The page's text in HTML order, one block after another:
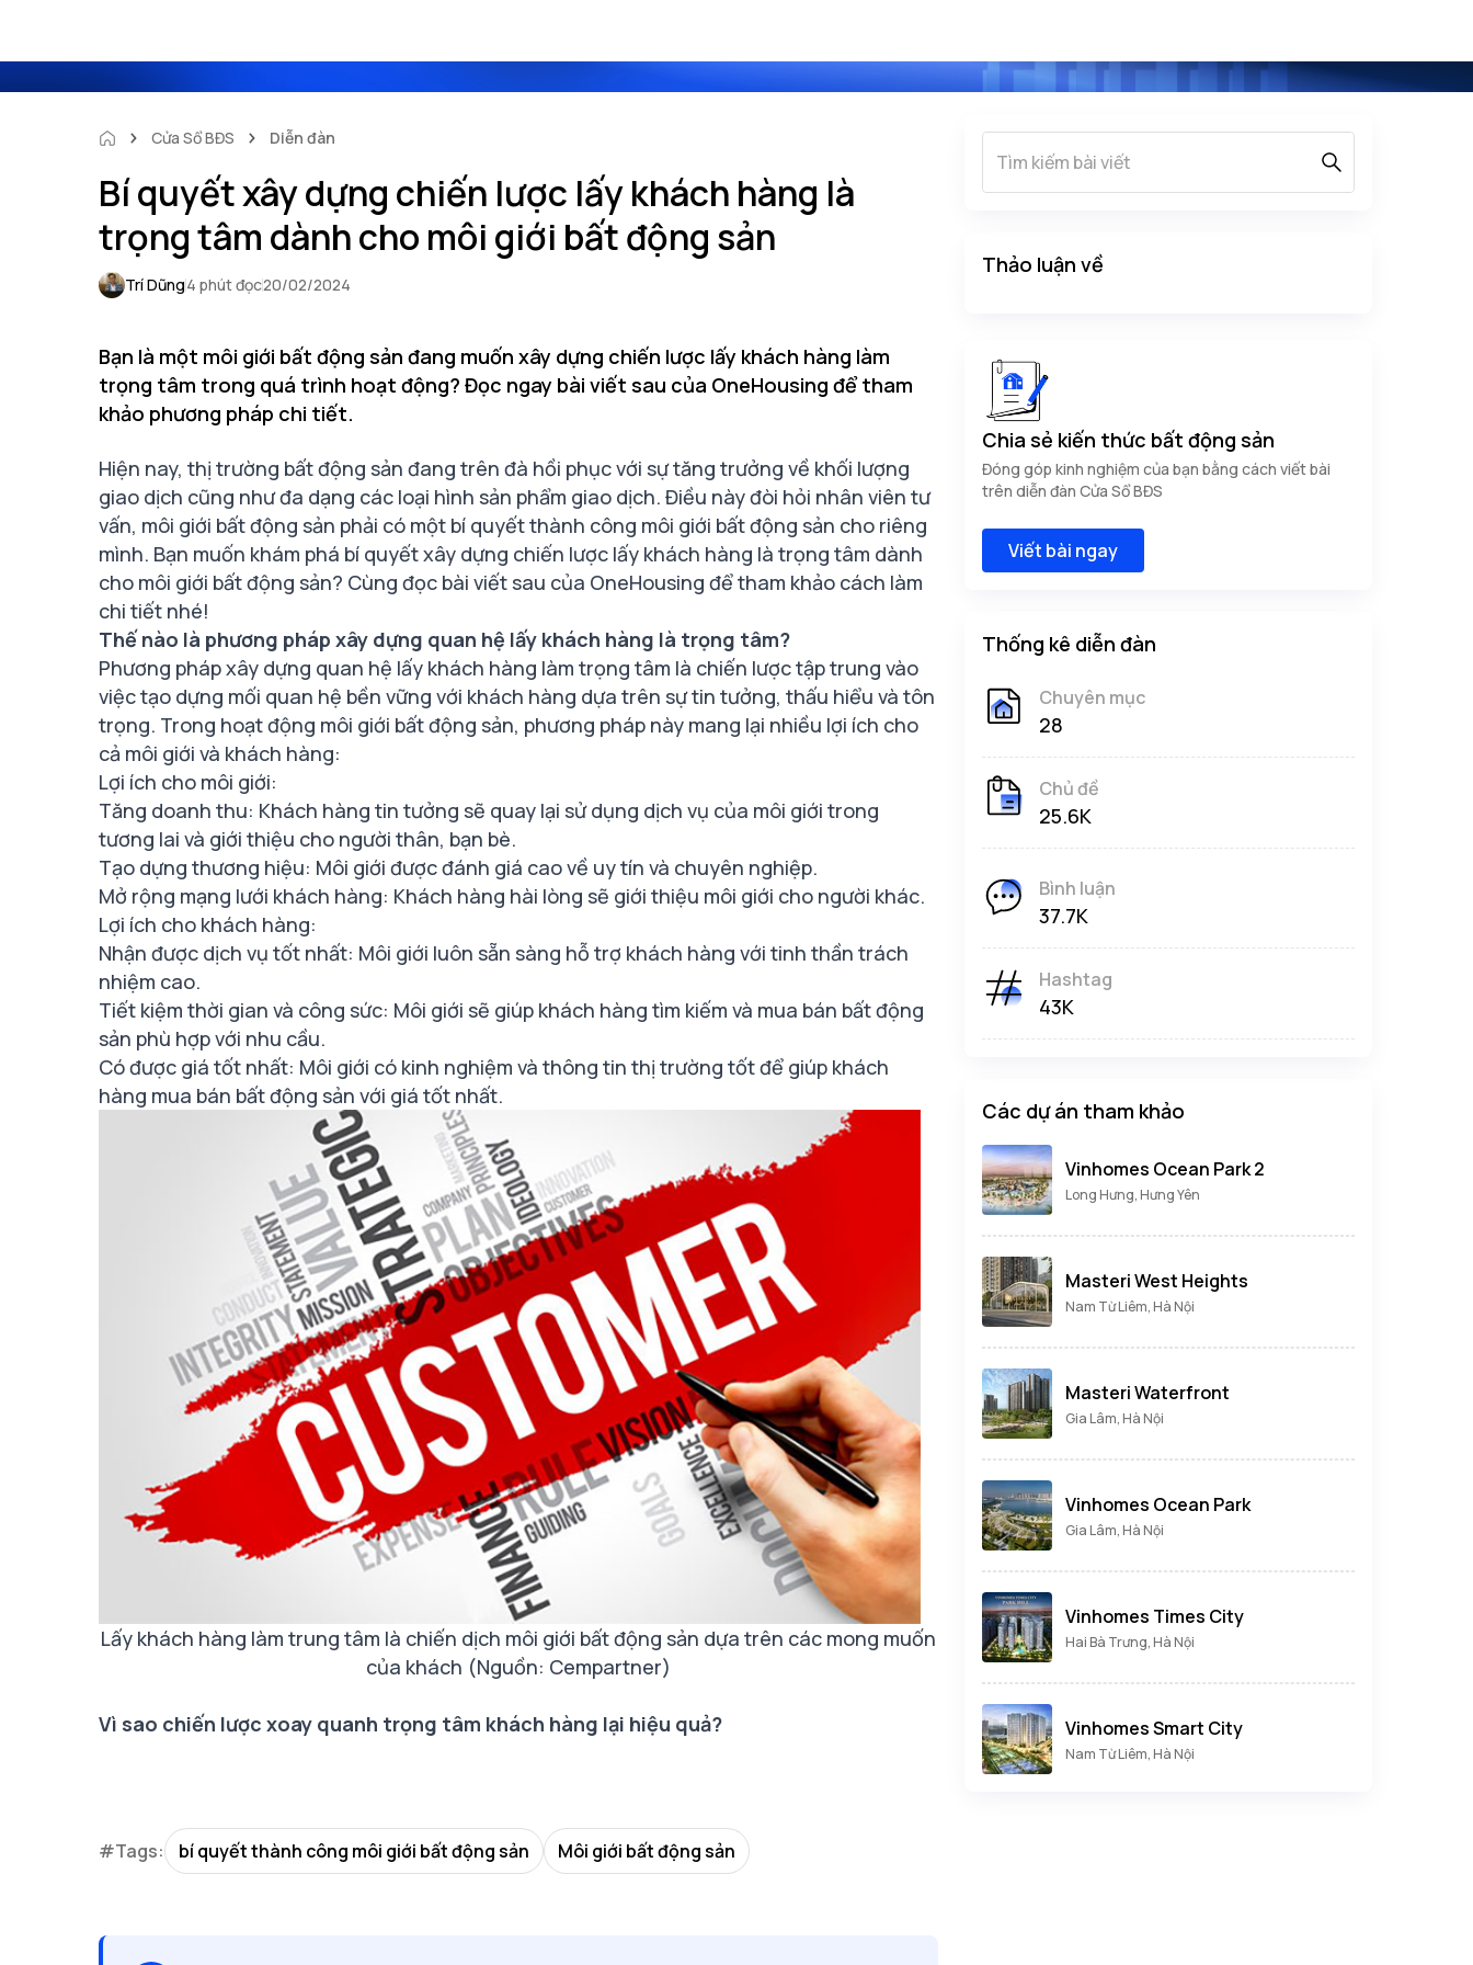
Cửa Sổ BĐS Diễn đàn
Bí quyết xây dựng chiến lược lấy khách hàng là
trọng tâm dành cho môi giới bất động sản
Trí Dũng4 phút đọc20/02/2024
Bạn là một môi giới bất động sản đang muốn xây dựng chiến lược lấy khách hàng làm
trọng tâm trong quá trình hoạt động? Đọc ngay bài viết sau của OneHousing để tham
khảo phương pháp chi tiết.
Hiện nay, thị trường bất động sản đang trên đà hồi phục với sự tăng trưởng về khối lượng
giao dịch cũng như đa dạng các loại hình sản phẩm giao dịch. Điều này đòi hỏi nhân viên tư
vấn, môi giới bất động sản phải có một bí quyết thành công môi giới bất động sản cho riêng
mình. Bạn muốn khám phá bí quyết xây dựng chiến lược lấy khách hàng là trọng tâm dành
cho môi giới bất động sản? Cùng đọc bài viết sau của OneHousing để tham khảo cách làm
chi tiết nhé!
Thế nào là phương pháp xây dựng quan hệ lấy khách hàng là trọng tâm?
Phương pháp xây dựng quan hệ lấy khách hàng làm trọng tâm là chiến lược tập trung vào
việc tạo dựng mối quan hệ bền vững với khách hàng dựa trên sự tin tưởng, thấu hiểu và tôn
trọng. Trong hoạt động môi giới bất động sản, phương pháp này mang lại nhiều lợi ích cho
cả môi giới và khách hàng:
Lợi ích cho môi giới:
Tăng doanh thu: Khách hàng tin tưởng sẽ quay lại sử dụng dịch vụ của môi giới trong
tương lai và giới thiệu cho người thân, bạn bè.
Tạo dựng thương hiệu: Môi giới được đánh giá cao về uy tín và chuyên nghiệp.
Mở rộng mạng lưới khách hàng: Khách hàng hài lòng sẽ giới thiệu môi giới cho người khác.
Lợi ích cho khách hàng:
Nhận được dịch vụ tốt nhất: Môi giới luôn sẵn sàng hỗ trợ khách hàng với tinh thần trách
nhiệm cao.
Tiết kiệm thời gian và công sức: Môi giới sẽ giúp khách hàng tìm kiếm và mua bán bất động
sản phù hợp với nhu cầu.
Có được giá tốt nhất: Môi giới có kinh nghiệm và thông tin thị trường tốt để giúp khách
hàng mua bán bất động sản với giá tốt nhất.
Lấy khách hàng làm trung tâm là chiến dịch môi giới bất động sản dựa trên các mong muốn
của khách (Nguồn: Cempartner)
Vì sao chiến lược xoay quanh trọng tâm khách hàng lại hiệu quả?
#Tags: bí quyết thành công môi giới bất động sản Môi giới bất động sản
Thảo luận về
Chia sẻ kiến thức bất động sản
Đóng góp kinh nghiệm của bạn bằng cách viết bài
trên diễn đàn Cửa Sổ BĐS
Viết bài ngay
Thống kê diễn đàn
Chuyên mục
28
Chủ đề
25.6K
Bình luận
37.7K
Hashtag
43K
Các dự án tham khảo
Vinhomes Ocean Park 2
Long Hưng, Hưng Yên
Masteri West Heights
Nam Từ Liêm, Hà Nội
Masteri Waterfront
Gia Lâm, Hà Nội
Vinhomes Ocean Park
Gia Lâm, Hà Nội
Vinhomes Times City
Hai Bà Trưng, Hà Nội
Vinhomes Smart City
Nam Từ Liêm, Hà Nội